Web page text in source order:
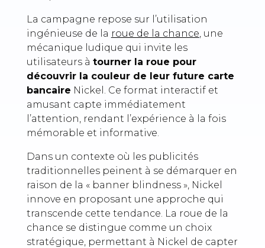
La campagne repose sur l’utilisation
ingénieuse de la roue de la chance , une
mécanique ludique qui invite les
utilisateurs à tourner la roue pour
découvrir la couleur de leur future carte
bancaire Nickel. Ce format interactif et
amusant capte immédiatement
l’attention, rendant l’expérience à la fois
mémorable et informative.
Dans un contexte où les publicités
traditionnelles peinent à se démarquer en
raison de la « banner blindness », Nickel
innove en proposant une approche qui
transcende cette tendance. La roue de la
chance se distingue comme un choix
stratégique, permettant à Nickel de capter